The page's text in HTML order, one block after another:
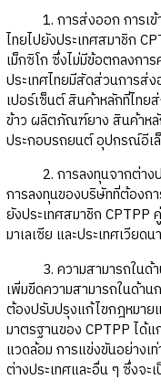
1. การส่งออก การเข้า
ไทยไปยังประเทศสมาชิก
เม็กซิโก ซึ่งไม่มีข้อตกลงกา
ประเทศไทยมีสัดส่วนการส่
เปอร์เซ็นต์ สินค้าหลักที่ไทย
ข้าว ผลิตภัณฑ์ยาง สินค้าห
ประกอบรถยนต์ อุปกรณ์อีเ
2. การลงทุนจากต่างปร
การลงทุนของบริษัทที่ต้องก
ยังประเทศสมาชิก CPTPP
มาเลเซีย และประเทศเวียดน
3. ความสามารถในด้าน
เพิ่มขีดความสามารถในด้าน
ต้องปรับปรุงแก้ไขกฎหมาย
มาตรฐานของ CPTPP ได้
แวดล้อม การแข่งขันอย่างเ
ต่างประเทศและอื่น ๆ ซึ่งจะ